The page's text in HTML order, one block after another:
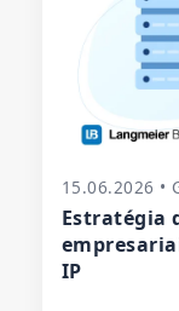
15.06.2026 •
Estratégia
IP